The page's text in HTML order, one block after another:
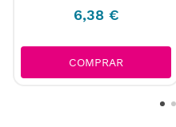
6,38 €
COMPRAR